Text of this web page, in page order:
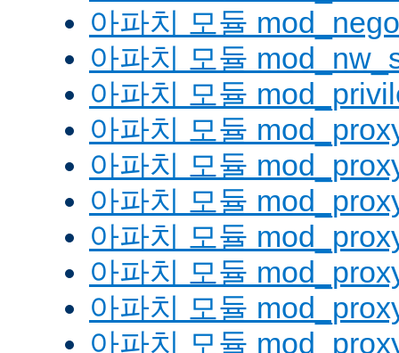
아파치 모듈
아파치 모듈
아파치 모듈
아파치 모듈
아파치 모듈
아파치 모듈
아파치 모듈
아파치 모듈
아파치 모듈
아파치 모듈